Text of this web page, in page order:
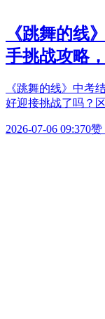
《跳舞的线
手挑战攻略
《跳舞的线》中考
好迎接挑战了吗？
2026-07-06 09:370赞